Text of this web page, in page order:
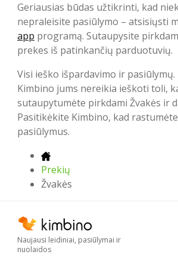
Geriausias būdas užtikrinti, kad
nepraleisite pasiūlymo – atsisiųsti
app programą. Sutaupysite
prekes iš patinkančių parduotuvių.
Visi ieško išpardavimo ir
Kimbino jums nereikia ieškoti toli,
sutaupytumėte pirkdami Žvakės ir
Pasitikėkite Kimbino, kad
pasiūlymus.
Prekių
Žvakės
Naujausi leidiniai, pasiūlymai ir
nuolaidos